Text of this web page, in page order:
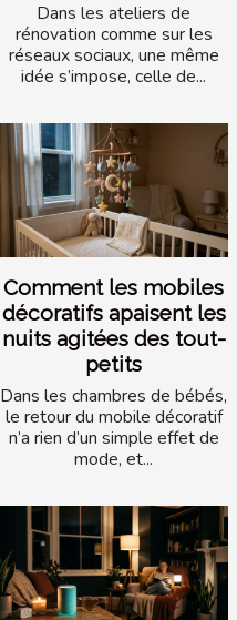
Dans les ateliers de
rénovation comme sur les
réseaux sociaux, une même
idée s’impose, celle de...
Comment les mobiles
décoratifs apaisent les
nuits agitées des tout-
petits
Dans les chambres de bébés,
le retour du mobile décoratif
n’a rien d’un simple effet de
mode, et...